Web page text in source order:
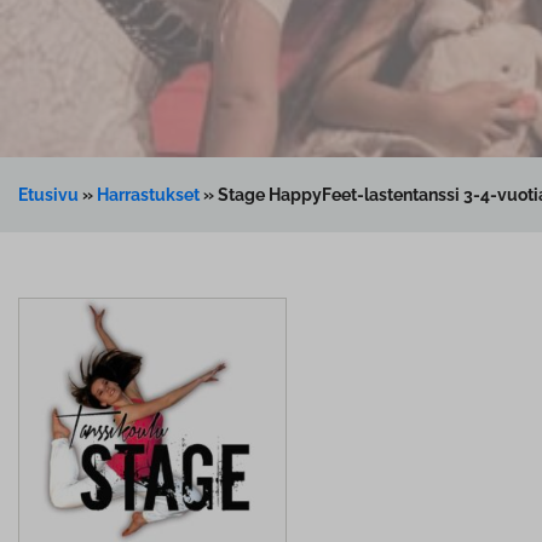
Etusivu » Harrastukset»Stage HappyFeet-lastentanssi 3-4-